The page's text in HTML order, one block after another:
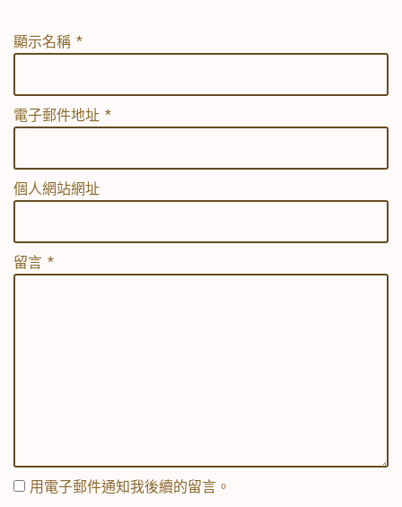
顯示名稱 *
電子郵件地址 *
個人網站網址
留言 *
用電子郵件通知我後續的留言。